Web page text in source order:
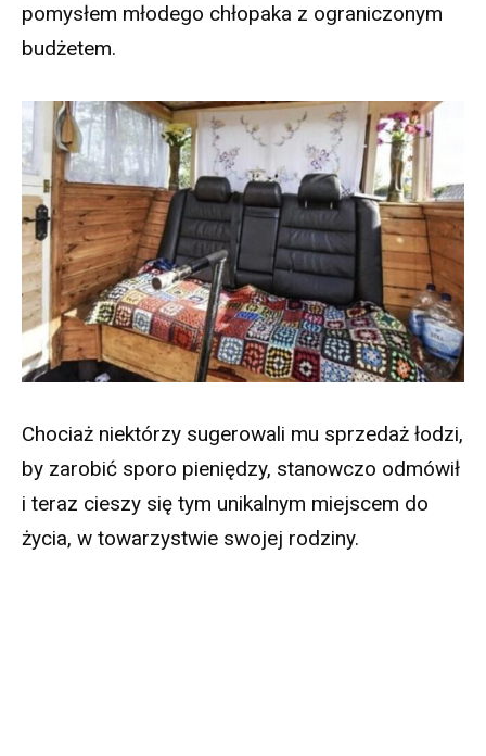
pomysłem młodego chłopaka z ograniczonym
budżetem.
Chociaż niektórzy sugerowali mu sprzedaż łodzi,
by zarobić sporo pieniędzy, stanowczo odmówił
i teraz cieszy się tym unikalnym miejscem do
życia, w towarzystwie swojej rodziny.